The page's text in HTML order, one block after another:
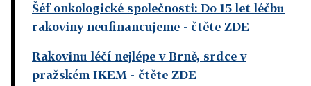
Šéf onkologické společnosti: Do 15 let léčbu
rakoviny neufinancujeme - čtěte ZDE
Rakovinu léčí nejlépe v Brně, srdce v
pražském IKEM - čtěte ZDE